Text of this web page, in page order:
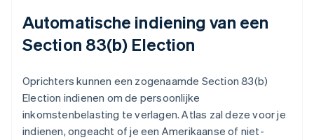
Automatische indiening van een
Section 83(b) Election
Oprichters kunnen een zogenaamde Section 83(b)
Election indienen om de persoonlijke
inkomstenbelasting te verlagen. Atlas zal deze voor je
indienen, ongeacht of je een Amerikaanse of niet-